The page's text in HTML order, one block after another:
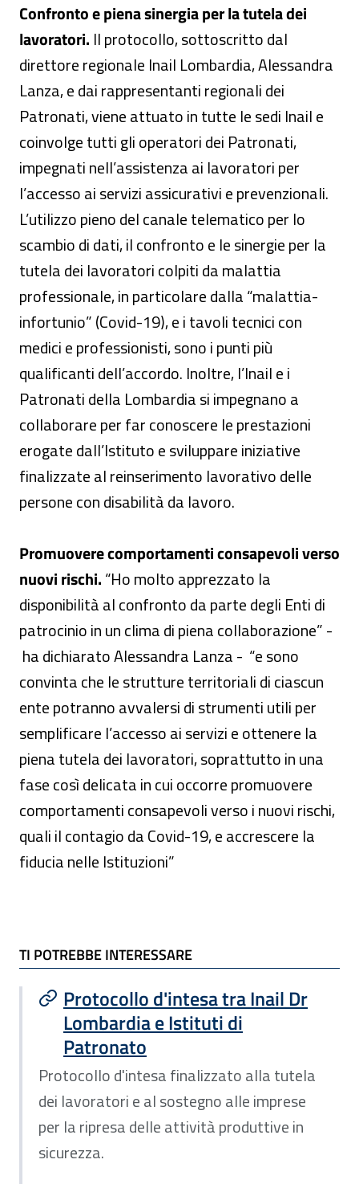
Confronto e piena sinergia per la tutela dei
lavoratori. Il protocollo, sottoscritto dal
direttore regionale Inail Lombardia, Alessandra
Lanza, e dai rappresentanti regionali dei
Patronati, viene attuato in tutte le sedi Inail e
coinvolge tutti gli operatori dei Patronati,
impegnati nell’assistenza ai lavoratori per
l’accesso ai servizi assicurativi e prevenzionali.
L’utilizzo pieno del canale telematico per lo
scambio di dati, il confronto e le sinergie per la
tutela dei lavoratori colpiti da malattia
professionale, in particolare dalla “malattia-
infortunio” (Covid-19), e i tavoli tecnici con
medici e professionisti, sono i punti più
qualificanti dell’accordo. Inoltre, l’Inail e i
Patronati della Lombardia si impegnano a
collaborare per far conoscere le prestazioni
erogate dall’Istituto e sviluppare iniziative
finalizzate al reinserimento lavorativo delle
persone con disabilità da lavoro.
Promuovere comportamenti consapevoli verso
nuovi rischi.“Ho molto apprezzato la
disponibilità al confronto da parte degli Enti di
patrocinio in un clima di piena collaborazione” -
ha dichiarato Alessandra Lanza - “e sono
convinta che le strutture territoriali di ciascun
ente potranno avvalersi di strumenti utili per
semplificare l’accesso ai servizi e ottenere la
piena tutela dei lavoratori, soprattutto in una
fase così delicata in cui occorre promuovere
comportamenti consapevoli verso i nuovi rischi,
quali il contagio da Covid-19, e accrescere la
fiducia nelle Istituzioni”
TI POTREBBE INTERESSARE
TI POTREBBE INTERESSARE
Protocollo d'intesa tra Inail Dr
Lombardia e Istituti di
Patronato
Protocollo d'intesa finalizzato alla tutela
dei lavoratori e al sostegno alle imprese
per la ripresa delle attività produttive in
sicurezza.